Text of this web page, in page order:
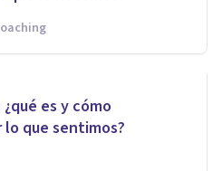
es y cómo
lo que sentimos?